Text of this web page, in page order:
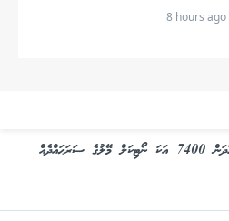
8 hours ago
ގެއްލުނު މީހުން ހޯދަން 7400 އަކަ ނޯޓިކަލް މޭލުގެ ސަރަޙައްދެއް